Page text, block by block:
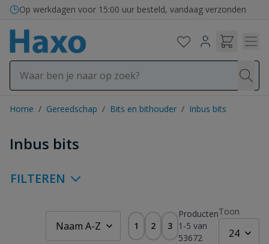
Ga naar de inhoud
Op werkdagen voor 15:00 uur besteld, vandaag verzonden
Home / Gereedschap / Bits en bithouder / Inbus bits
Inbus bits
FILTEREN
Producten
1 -5 van
53672
1 2 3
Toon